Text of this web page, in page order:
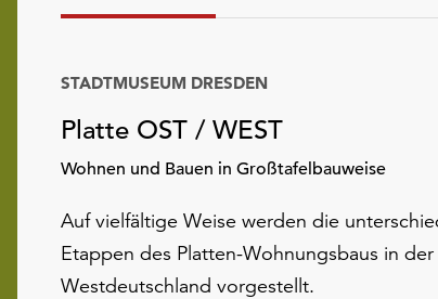
Platte OST / WEST
Wohnen und Bauen in Großtafelbauweise
STADTMUSEUM DRESDEN
Auf vielfältige Weise werden die
Etappen des Platten-Wohnungsbaus in
Westdeutschland vorgestellt.